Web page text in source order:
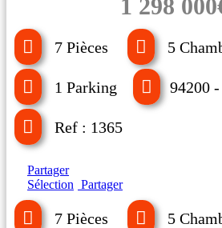
1 298
7 Pièces 5
1 Parking 94200
Ref : 1365
Partager
Sélection Partager
7 Pièces 5